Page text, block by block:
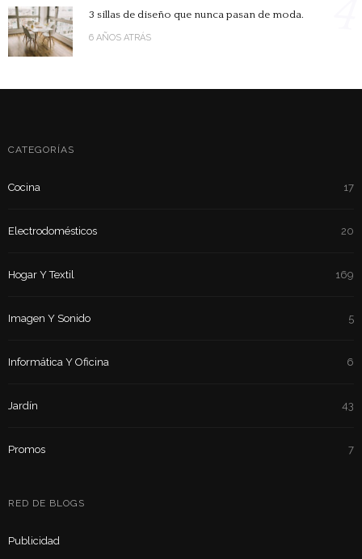
3 sillas de diseño que nunca pasan de moda.
6 AÑOS ATRÁS
CATEGORÍAS
Cocina 17
Electrodomésticos 20
Hogar Y Textil 169
Imagen Y Sonido 5
Informática Y Oficina 6
Jardín 43
Promos 7
RED DE BLOGS
Publicidad